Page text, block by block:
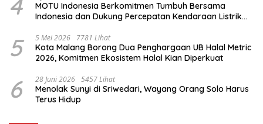
MOTU Indonesia Berkomitmen Tumbuh Bersama
Indonesia dan Dukung Percepatan Kendaraan Listrik
5 5 Mei 2026 7781 Lihat
Kota Malang Borong Dua Penghargaan UB Halal Metric
2026, Komitmen Ekosistem Halal Kian Diperkuat
6 28 Juni 2026 5457 Lihat
Menolak Sunyi di Sriwedari, Wayang Orang Solo Harus
Terus Hidup